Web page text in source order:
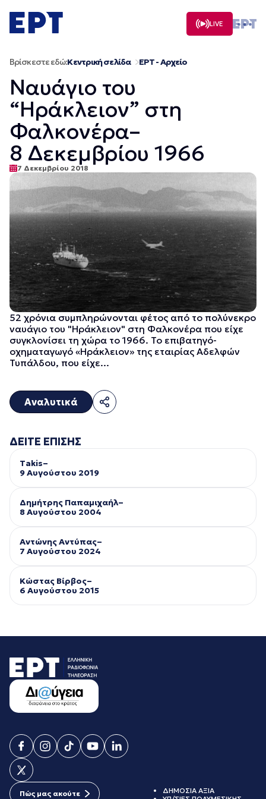
σε
περιεχόμενο
LIVE
Βρίσκεστε εδώ:Κεντρική σελίδα ΕΡΤ - Αρχείο
Ναυάγιο του
“Ηράκλειον” στη
Φαλκονέρα–
8 Δεκεμβρίου 1966
7 Δεκεμβρίου 2018
52 χρόνια συμπληρώνονται φέτος από το πολύνεκρο
ναυάγιο του "Ηράκλειον" στη Φαλκονέρα που είχε
συγκλονίσει τη χώρα το 1966. Το επιβατηγό-
οχηματαγωγό «Ηράκλειον» της εταιρίας Αδελφών
Τυπάλδου, που είχε...
Αναλυτικά
ΔΕΙΤΕ ΕΠΙΣΗΣ
Takis–
9 Αυγούστου 2019
Δημήτρης Παπαμιχαήλ–
8 Αυγούστου 2004
Αντώνης Αντύπας–
7 Αυγούστου 2024
Κώστας Βίρβος–
6 Αυγούστου 2015
Πώς μας ακούτε
ΔΗΜΟΣΙΑ ΑΞΙΑ